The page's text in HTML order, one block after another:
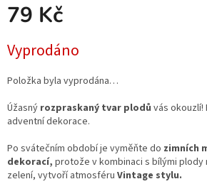
79 Kč
cena:
Vyprodáno
Položka byla vyprodána…
Úžasný rozpraskaný tvar plodů vás okouzlí!
adventní dekorace.
Po svátečním období je vyměňte do zimních
dekorací, protože v kombinaci s bílými plody
zelení, vytvoří atmosféru Vintage stylu.